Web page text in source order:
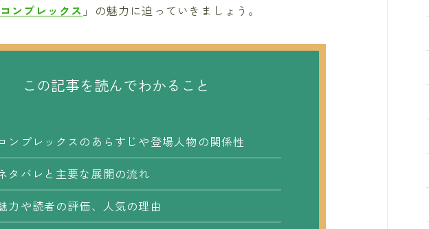
ンプレックス 」の魅力に迫っていきましょう。
この記事を読んでわかること
ンプレックスのあらすじや登場人物の関係性
タバレと主要な展開の流れ
力や読者の評価、人気の理由